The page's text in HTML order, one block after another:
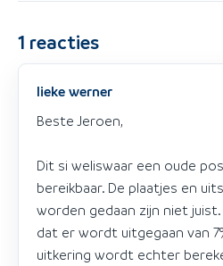
1 reacties
lieke werner
Beste Jeroen,
Dit si weliswaar een oude
bereikbaar. De plaatjes en
worden gedaan zijn niet
dat er wordt uitgegaan van
uitkering wordt echter